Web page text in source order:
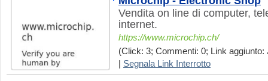
Vendita on line di computer,
internet.
https://www.microchip.ch/
(Click: 3; Commenti: 0; Link aggiunto:
Segnala Link Interrotto